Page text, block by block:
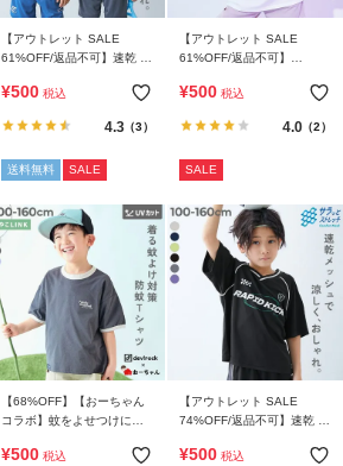
【アウトレット SALE
61%OFF/返品不可】速乾 サ
デビラボ スポーツ 半袖Tシ
¥500 税込
4.3（3）
送料無料 SALE
【アウトレット SALE
61%OFF/返品不可】
ン 半袖Tシャツ
¥500 税込
4.0（2）
SALE
【68%OFF】【おーちゃん
コラボ】蚊をよせつけにく
ツ
¥500 税込
【アウトレット SALE
74%OFF/返品不可】速乾 サ
ゲーミング半袖Tシャツ
¥500 税込